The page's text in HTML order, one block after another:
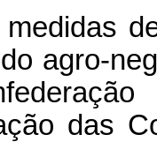
medidas
agro-
das